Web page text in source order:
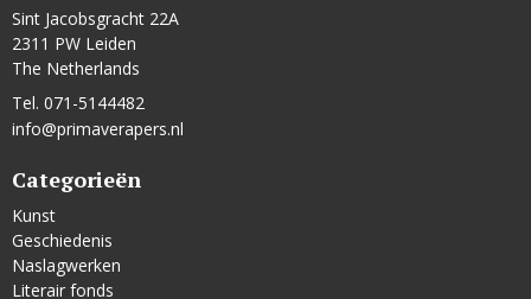
Sint Jacobsgracht 22A
2311 PW Leiden
The Netherlands
Tel. 071-5144482
info@primaverapers.nl
Categorieën
Kunst
Geschiedenis
Naslagwerken
Literair fonds